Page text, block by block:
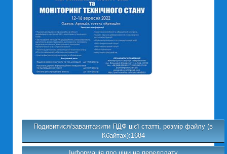
Подивитися/завантажити ПДФ цієї статті, розмір файлу (в
Кбайтах):1684